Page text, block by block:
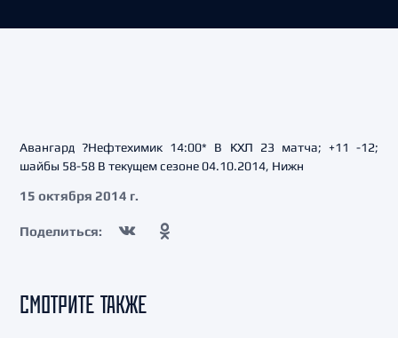
Авангард ?Нефтехимик 14:00* В КХЛ 23 матча; +11 -12;
шайбы 58-58 В текущем сезоне 04.10.2014, Нижн
15 октября 2014 г.
Поделиться:
СМОТРИТЕ ТАКЖЕ